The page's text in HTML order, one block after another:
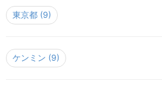
東京都 (9)
ケンミン (9)